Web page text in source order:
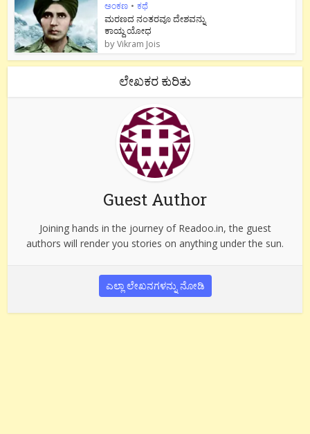
ಅಂಕಣ • ಕಥೆ
ಮರಣದ ನಂತರವೂ ದೇಶವನ್ನು
ಕಾಯ್ದ ಯೋಧ
byVikram Jois
ಲೇಖಕರ ಕುರಿತು
Guest Author
Joining hands in the journey of Readoo.in, the guest
authors will render you stories on anything under the sun.
ಎಲ್ಲಾ ಲೇಖನಗಳನ್ನು ನೋಡಿ